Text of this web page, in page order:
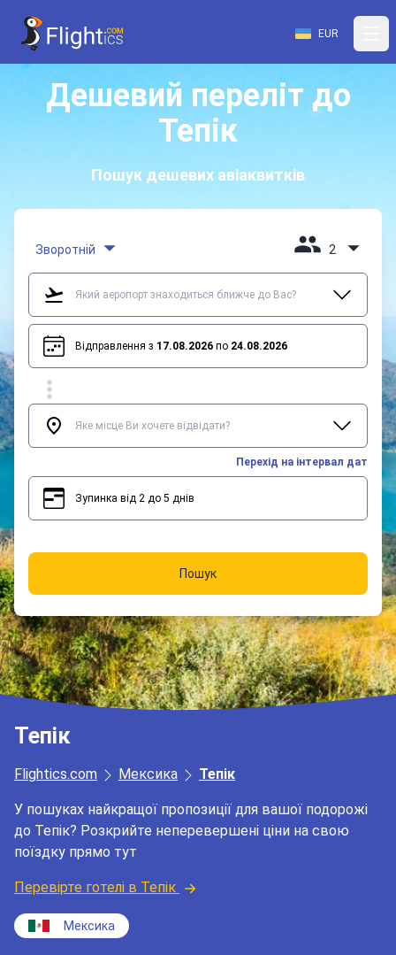
EUR
Дешевий переліт до
Тепік
Пошук дешевих авіаквитків
Зворотній 2
Відправлення з 17.08.2026 по 24.08.2026
Перехід на інтервал дат
Зупинка від 2 до 5 днів
Пошук
Тепік
Flightics.com Мексика Тепік
У пошуках найкращої пропозиції для вашої подорожі
до Тепік? Розкрийте неперевершені ціни на свою
поїздку прямо тут
Перевірте готелі в Тепік
Мексика